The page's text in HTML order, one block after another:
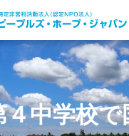
４中学校で